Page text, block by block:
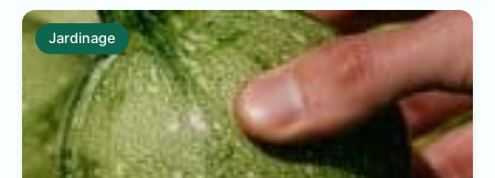
Jardinage